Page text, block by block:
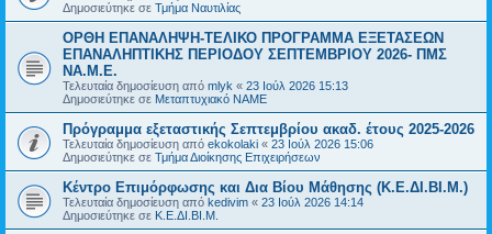
Δημοσιεύτηκε σε Τμήμα Ναυτιλίας
ΟΡΘΗ ΕΠΑΝΑΛΗΨΗ-ΤΕΛΙΚΟ ΠΡΟΓΡΑΜΜΑ ΕΞΕΤΑΣΕΩΝ
ΕΠΑΝΑΛΗΠΤΙΚΗΣ ΠΕΡΙΟΔΟΥ ΣΕΠΤΕΜΒΡΙΟΥ 2026- ΠΜΣ
ΝΑ.Μ.Ε.
Τελευταία δημοσίευση από mlyk « 23 Ιούλ 2026 15:13
Δημοσιεύτηκε σε Μεταπτυχιακό ΝΑΜΕ
Πρόγραμμα εξεταστικής Σεπτεμβρίου ακαδ. έτους 2025-2026
Τελευταία δημοσίευση από ekokolaki « 23 Ιούλ 2026 15:06
Δημοσιεύτηκε σε Τμήμα Διοίκησης Επιχειρήσεων
Κέντρο Επιμόρφωσης και Δια Βίου Μάθησης (Κ.Ε.ΔΙ.ΒΙ.Μ.)
Τελευταία δημοσίευση από kedivim « 23 Ιούλ 2026 14:14
Δημοσιεύτηκε σε Κ.Ε.ΔΙ.ΒΙ.Μ.